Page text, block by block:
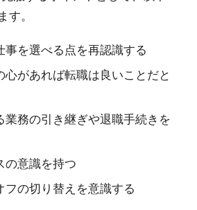
。
事を選べる点を再認識する
心があれば転職は良いことだと
業務の引き継ぎや退職手続きを
の意識を持つ
フの切り替えを意識する